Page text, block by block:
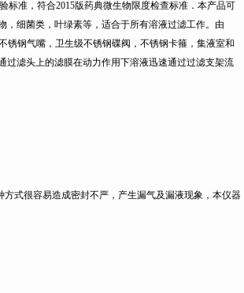
标准，符合2015版药典微生物限度检查标准．本产品可
细菌类，叶绿素等，适合于所有溶液过滤工作。由
锈钢气嘴，卫生级不锈钢碟阀，不锈钢卡箍，集液室和
过滤头上的滤膜在动力作用下溶液迅速通过过滤支架流
式很容易造成密封不严，产生漏气及漏液现象，本仪器